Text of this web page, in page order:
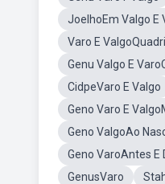
JoelhoEm Valgo E
Varo E ValgoQuadril
Genu Valgo E
CidpeVaro E Valgo
Geno Varo E
Geno ValgoAo
Geno VaroAntes E
GenusVaro